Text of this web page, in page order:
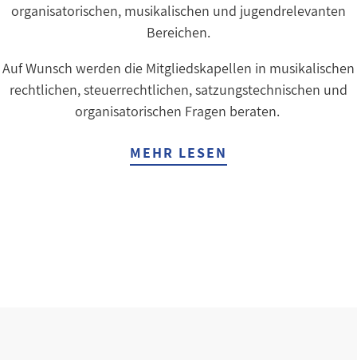
organisatorischen, musikalischen und jugendrelevanten
Bereichen.
Auf Wunsch werden die Mitgliedskapellen in musikalischen
rechtlichen, steuerrechtlichen, satzungstechnischen und
organisatorischen Fragen beraten.
MEHR LESEN